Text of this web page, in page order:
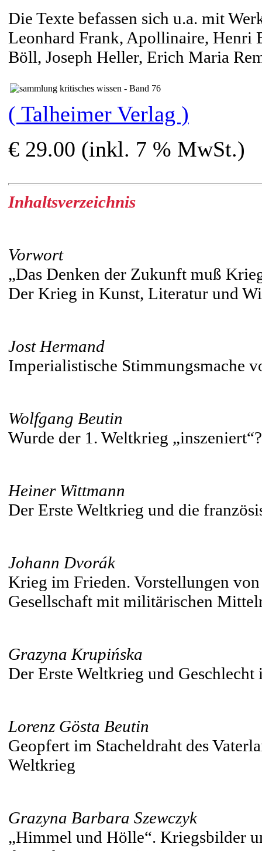
Die Texte befassen sich u.a. mit
Leonhard Frank, Apollinaire, Henri
Böll, Joseph Heller, Erich Maria
( Talheimer Verlag )
€ 29.00 (inkl. 7 % MwSt.)
Inhaltsverzeichnis
Vorwort
„Das Denken der Zukunft muß
Der Krieg in Kunst, Literatur und
Jost Hermand
Imperialistische Stimmungsmache
Wolfgang Beutin
Wurde der 1. Weltkrieg
Heiner Wittmann
Der Erste Weltkrieg und die
Johann Dvorák
Krieg im Frieden. Vorstellungen
Gesellschaft mit militärischen
Grazyna Krupińska
Der Erste Weltkrieg und
Lorenz Gösta Beutin
Geopfert im Stacheldraht des
Weltkrieg
Grazyna Barbara Szewczyk
„Himmel und Hölle“. Kriegsbilder